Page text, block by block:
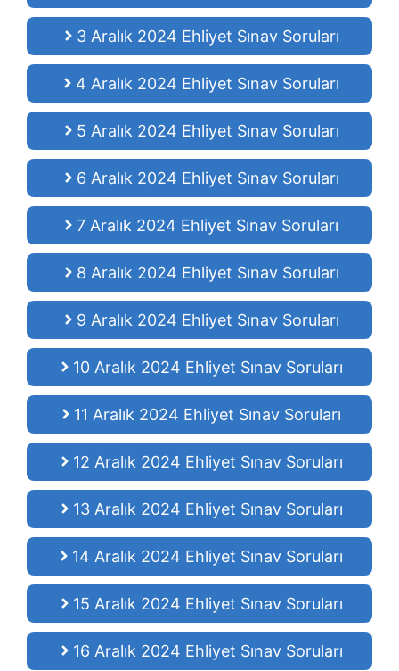
3 Aralık 2024 Ehliyet Sınav Soruları
4 Aralık 2024 Ehliyet Sınav Soruları
5 Aralık 2024 Ehliyet Sınav Soruları
6 Aralık 2024 Ehliyet Sınav Soruları
7 Aralık 2024 Ehliyet Sınav Soruları
8 Aralık 2024 Ehliyet Sınav Soruları
9 Aralık 2024 Ehliyet Sınav Soruları
10 Aralık 2024 Ehliyet Sınav Soruları
11 Aralık 2024 Ehliyet Sınav Soruları
12 Aralık 2024 Ehliyet Sınav Soruları
13 Aralık 2024 Ehliyet Sınav Soruları
14 Aralık 2024 Ehliyet Sınav Soruları
15 Aralık 2024 Ehliyet Sınav Soruları
16 Aralık 2024 Ehliyet Sınav Soruları